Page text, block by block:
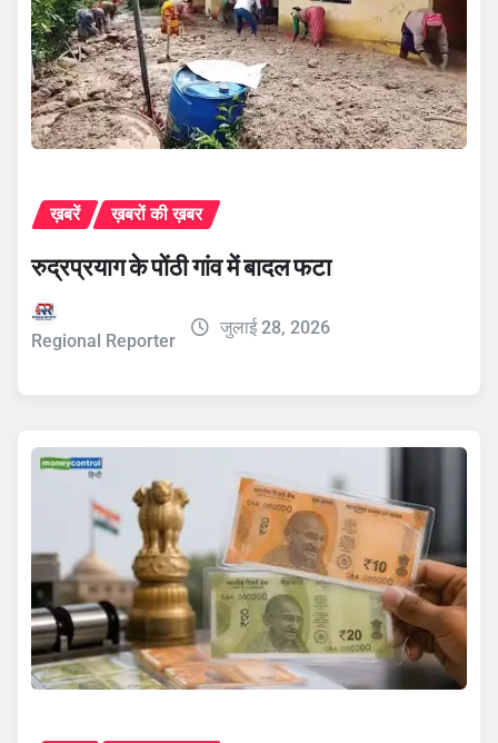
ख़बरें ख़बरों की ख़बर
रुद्रप्रयाग के पोंठी गांव में बादल फटा
Regional Reporter
जुलाई 28, 2026